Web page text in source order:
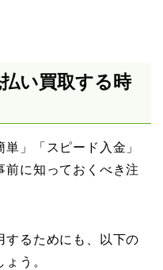
い買取する時
」「スピード入金」
前に知っておくべき注
するためにも、以下の
う。